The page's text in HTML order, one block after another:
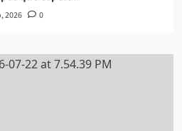
2026 0